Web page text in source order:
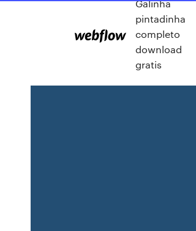
Galinha
pintadinha
completo
download
gratis